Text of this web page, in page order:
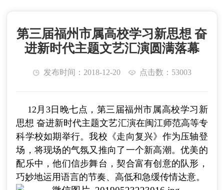
第三届福州市属高校学习新思想 奋
进新时代主题文艺汇演圆满落幕
发布时间：2018-12-20 点击数：53003
12月3日晚七点，第三届福州市属高校学习新
思想 奋进新时代主题文艺汇演在闽江师范高等专
科学校如期举行。我校《走向复兴》作为压轴登
场，将现场的气氛又推向了一个新高潮。优美的
配乐中，他们信步舞台，契合富有创意的队形，
巧妙地运用语言的节奏、高低和急缓传情达意。